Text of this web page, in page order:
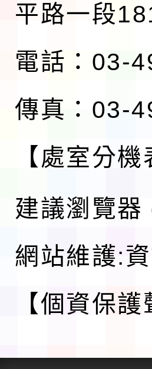
平路一段
電話：03-
傳真：03-
【處室分機
建議瀏覽
網站維護:
【個資保護